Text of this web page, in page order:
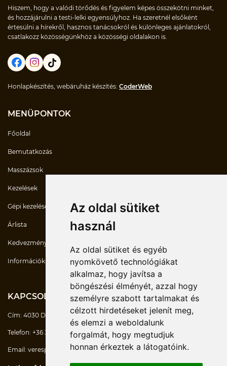
Az oldal sütiket
használ
Az oldal sütiket és egyéb
nyomkövető technológiákat
alkalmaz, hogy javítsa a
böngészési élményét, azzal hogy
személyre szabott tartalmakat és
célzott hirdetéseket jelenít meg,
és elemzi a weboldalunk
forgalmát, hogy megtudjuk
honnan érkeztek a látogatóink.
Hiszem, hogy a valódi törődés és figyelem képes összekötni minket,
és hozzájárulni a testi-lelki egyensúlyhoz. Ha szeretnél elsőként
értesülni a hírekről, hasznos tanácsokról és különleges ajánlatokról,
csatlakozz közösségünkhöz a közösségi oldalakon is.
Honlapkészítés, webáruház készítés: CoderWeb
MENÜPONTOK
Főoldal
Bemutatkozás
Masszázsok
Kezelések
Gépi kezelések
Árlista
Kedvezmények
Információk
KAPCSOLATOK
Cím: 4030 Debrecen Mikerpécsi út 7/D
Telefon: +36 30 747-6770
Email: verespeter@masszazsesmozgas.hu